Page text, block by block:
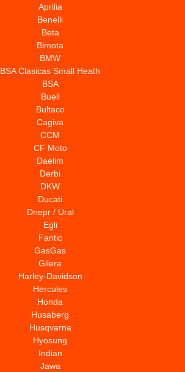
Aprilia
Benelli
Beta
Bimota
BMW
BSA Clasicas Small Heath
BSA
Buell
Bultaco
Cagiva
CCM
CF Moto
Daelim
Derbi
DKW
Ducati
Dnepr / Ural
Egli
Fantic
GasGas
Gilera
Harley-Davidson
Hercules
Honda
Husaberg
Husqvarna
Hyosung
Indian
Jawa